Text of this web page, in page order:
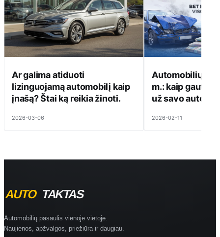
Ar galima atiduoti
lizinguojamą automobilį kaip
įnašą? Štai ką reikia žinoti.
2026-03-06
Automobilių
m.: kaip gauti
už savo
2026-02-11
Automobilių pasaulis vienoje vietoje.
Naujienos, apžvalgos, priežiūra ir daugiau.